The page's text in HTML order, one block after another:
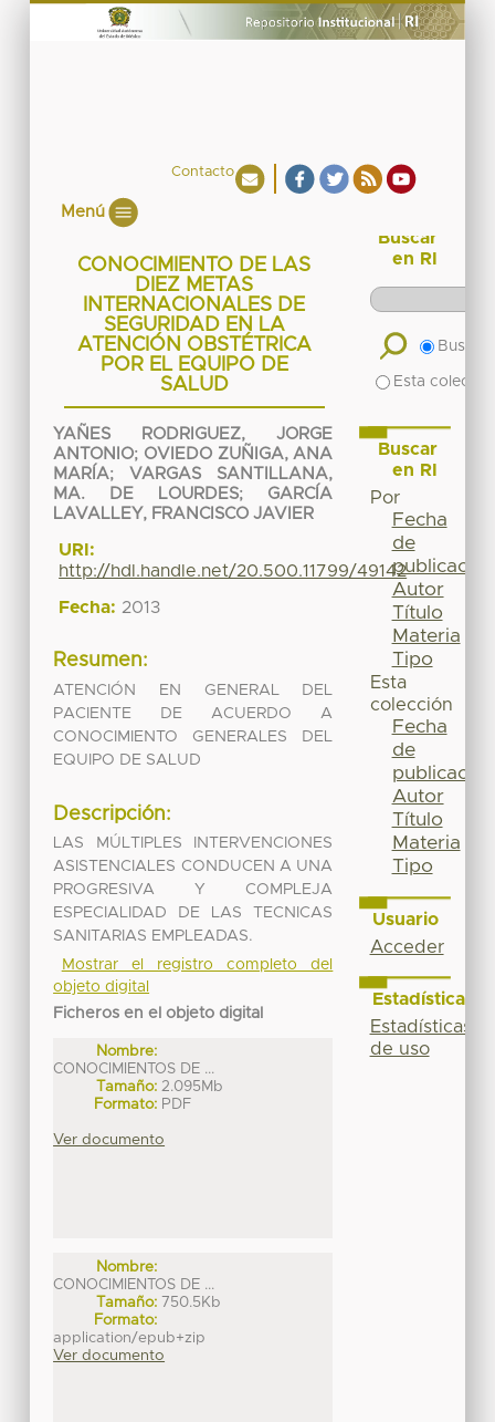
Contacto
Menú
CONOCIMIENTO DE LAS
DIEZ METAS
INTERNACIONALES DE
SEGURIDAD EN LA
ATENCIÓN OBSTÉTRICA
POR EL EQUIPO DE
SALUD
YAÑES RODRIGUEZ, JORGE
ANTONIO; OVIEDO ZUÑIGA, ANA
MARÍA; VARGAS SANTILLANA,
MA. DE LOURDES; GARCÍA
LAVALLEY, FRANCISCO JAVIER
URI:
http://hdl.handle.net/20.500.11799/49142
Fecha: 2013
Resumen:
ATENCIÓN EN GENERAL DEL
PACIENTE DE ACUERDO A
CONOCIMIENTO GENERALES DEL
EQUIPO DE SALUD
Descripción:
LAS MÚLTIPLES INTERVENCIONES
ASISTENCIALES CONDUCEN A UNA
PROGRESIVA Y COMPLEJA
ESPECIALIDAD DE LAS TECNICAS
SANITARIAS EMPLEADAS.
Mostrar el registro completo del
objeto digital
Ficheros en el objeto digital
Nombre:
CONOCIMIENTOS DE ...
Tamaño: 2.095Mb
Formato: PDF
Ver documento
Nombre:
CONOCIMIENTOS DE ...
Tamaño: 750.5Kb
Formato:
application/epub+zip
Ver documento
Buscar
en RI
Buscar
Esta
Buscar
en RI
Por
Fecha
de
publicación
Autor
Título
Materia
Tipo
Esta
colección
Fecha
de
publicación
Autor
Título
Materia
Tipo
Usuario
Acceder
Estadísticas
Estadísticas
de uso